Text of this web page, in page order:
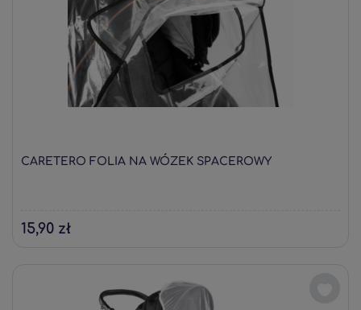
CARETERO FOLIA NA WÓZEK SPACEROWY
15,90 zł